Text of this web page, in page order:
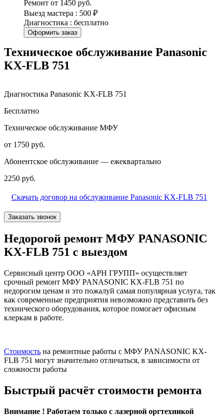
Ремонт от 1450 руб.
Выезд мастера : 500 ₽
Диагностика : бесплатно
Оформить заказ
Техническое обслуживание Panasonic
KX-FLB 751
Диагностика Panasonic KX-FLB 751
Бесплатно
Техническое обслуживание МФУ
от 1750 руб.
Абонентское обслуживание — ежеквартально
2250 руб.
Скачать договор на обслуживание Panasonic KX-FLB 751
Заказать звонок
Недорогой ремонт МФУ PANASONIC
KX-FLB 751 с выездом
Сервисный центр ООО «АРН ГРУПП» осуществляет
срочный ремонт МФУ PANASONIC KX-FLB 751 по
недорогим ценам и это пожалуй самая популярная услуга, так
как современные предприятия невозможно представить без
технического оборудования, которое помогает офисным
клеркам в работе.
Стоимость на ремонтные работы с МФУ PANASONIC KX-
FLB 751 могут значительно отличаться, в зависимости от
сложности работы
Быстрый расчёт стоимости ремонта
Внимание ! Работаем только с лазерной оргтехникой